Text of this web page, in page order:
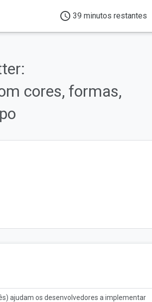
access_time 39 minutos restantes
cores, formas,
ajudam os desenvolvedores a implementar